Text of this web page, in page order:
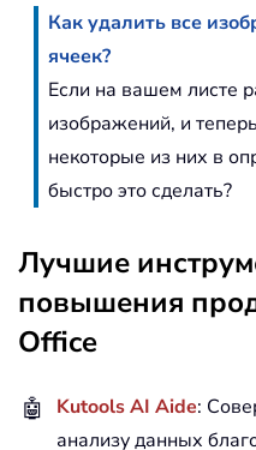
Как удалить все
ячеек?
Если на вашем листе
изображений, и
некоторые из них в
быстро это сделать?
Лучшие
повышения
Office
🤖 Kutools AI Aide:
анализу данных